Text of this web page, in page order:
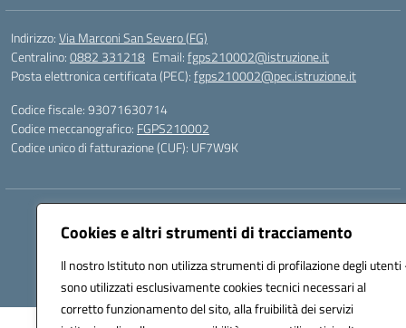
Cookies e altri strumenti di tracciamento
Il nostro Istituto non utilizza strumenti di profilazione degli utenti
sono utilizzati esclusivamente cookies tecnici necessari al
corretto funzionamento del sito, alla fruibilità dei servizi
Indirizzo:Via Marconi San Severo (FG)
Centralino:0882 331218 Email:fgps210002@istruzione.it
Posta elettronica certificata (PEC):fgps210002@pec.istruzione.it
Codice fiscale: 93071630714
Codice meccanografico: FGPS210002
Codice unico di fatturazione (CUF): UF7W9K
Concept & Design by Designers Italia